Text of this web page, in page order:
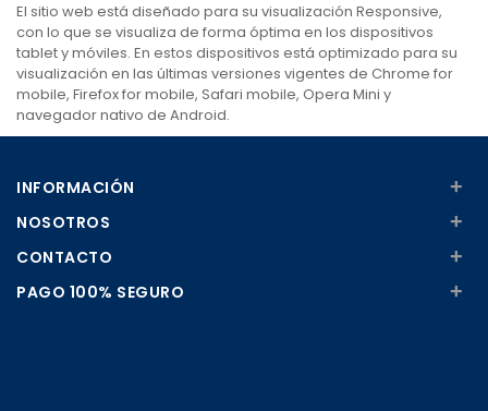
El sitio web está diseñado para su visualización Responsive,
con lo que se visualiza de forma óptima en los dispositivos
tablet y móviles. En estos dispositivos está optimizado para su
visualización en las últimas versiones vigentes de Chrome for
mobile, Firefox for mobile, Safari mobile, Opera Mini y
navegador nativo de Android.
INFORMACIÓN +
NOSOTROS +
CONTACTO +
PAGO 100% SEGURO +